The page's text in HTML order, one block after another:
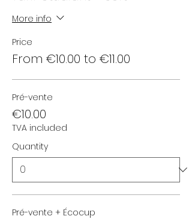
More info
Price
From €10.00 to €11.00
Pré-vente
€10.00
TVA included
Quantity
Pré-vente + Écocup